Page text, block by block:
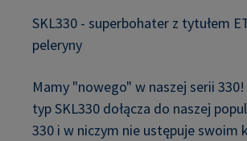
SKL330 - superbohater z tytułem
peleryny
Mamy "nowego" w naszej serii
typ SKL330 dołącza do naszej
330 i w niczym nie ustępuje swoim